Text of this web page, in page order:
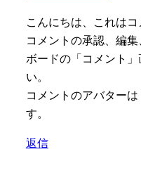
こんにちは、これはコ
コメントの承認、編
ボードの「コメント
い。
コメントのアバターは
す。
返信